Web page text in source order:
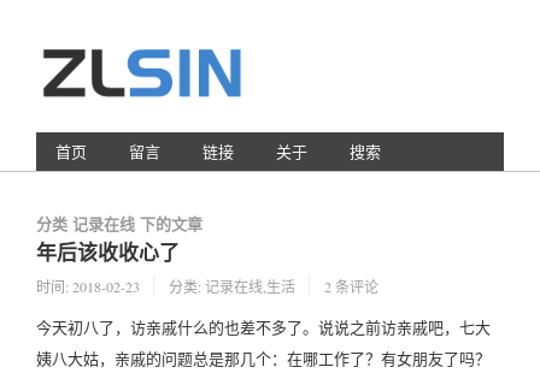
首页 留言 链接 关于 搜索
分类 记录在线 下的文章
年后该收收心了
时间: 2018-02-23 分类: 记录在线,生活 2 条评论
今天初八了，访亲戚什么的也差不多了。说说之前访亲戚吧，七大
姨八大姑，亲戚的问题总是那几个：在哪工作了？有女朋友了吗？